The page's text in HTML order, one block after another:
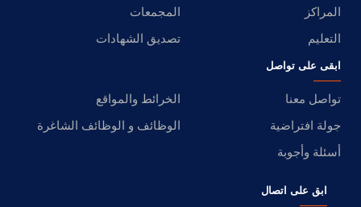
المراكز
المجمعات
التعليم
تصديق الشهادات
ابقى على تواصل
تواصل معنا
الخرائط والمواقع
جولة افتراضية
الوظائف و الوظائف الشاغرة
أسئلة وأجوبة
ابق على اتصال